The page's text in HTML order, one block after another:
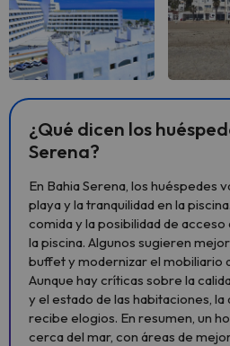
¿Qué dicen los
Serena?
En Bahia Serena, los huéspedes
playa y la tranquilidad en la
comida y la posibilidad de
la piscina. Algunos sugieren
buffet y modernizar el mobiliario
Aunque hay críticas sobre la
y el estado de las habitaciones,
recibe elogios. En resumen, un
cerca del mar, con áreas de